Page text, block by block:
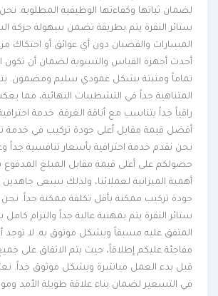
لضمان ثباتها وكفاءتها الوظيفية المطلوبة. نحن
ستائر النقرة يتم بطريقة تضمن سهولة حركة
المسارات والقضبان دون أي عوائق أو احتكاك
أحدث أجهزة القياس والتسوية لضمان أن تكون
تماماً ومثبتة بشكل عمودي سليم ومضمون. يتميز
المتناهية جداً في التشطيبات النهائية، مما
راقياً جداً يتناسب مع أناقة الغرفة. خدمة احترافية
أفضل قيمة مقابل أعلى جودة تركيب في خدمة
نحن نقدم خدمة احترافية بأسعار تنافسية جداً
حصولكم على أعلى قيمة مقابل المبلغ المدفوع
أهمية الميزانية لعملائنا، ولذلك نسعى جاهدين
جودة تركيب ممكنة بأقل تكلفة ممكنة جداً. نحن
ستائر النقرة يتم بمهنية عالية جداً والتزام كامل
المتفق عليه مسبقاً وبشكل موثوق به. لا توجد أي
مفاجئة عليكم إطلاقاً، حيث يتم الاتفاق على جميع
قبل بدء العمل مباشرة وبشكل موثوق جداً. نعتمد
في التسعير لضمان بناء علاقة طويلة الأمد